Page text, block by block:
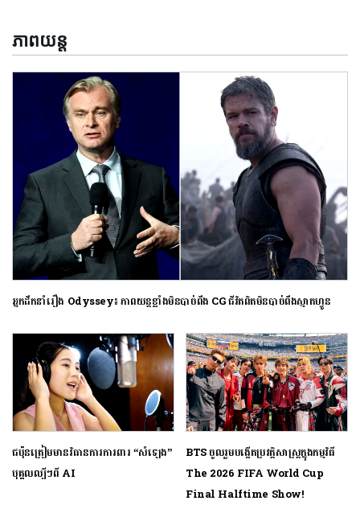
ភាពយន្ត
អ្នកដឹកនាំរឿង Odyssey៖ ភាពយន្តខ្លាំងមិនបាច់ពឹង CG ជីវិតពិតមិនបាច់ពឹងស្មាតហ្វូន
ជប៉ុនត្រៀមមានវិធានការការពារ “សំឡេង”
បុគ្គលល្បីៗពី AI
BTS ចូលរួមបង្កើតប្រវត្តិសាស្ត្រក្នុងកម្មវិធី
The 2026 FIFA World Cup
Final Halftime Show!